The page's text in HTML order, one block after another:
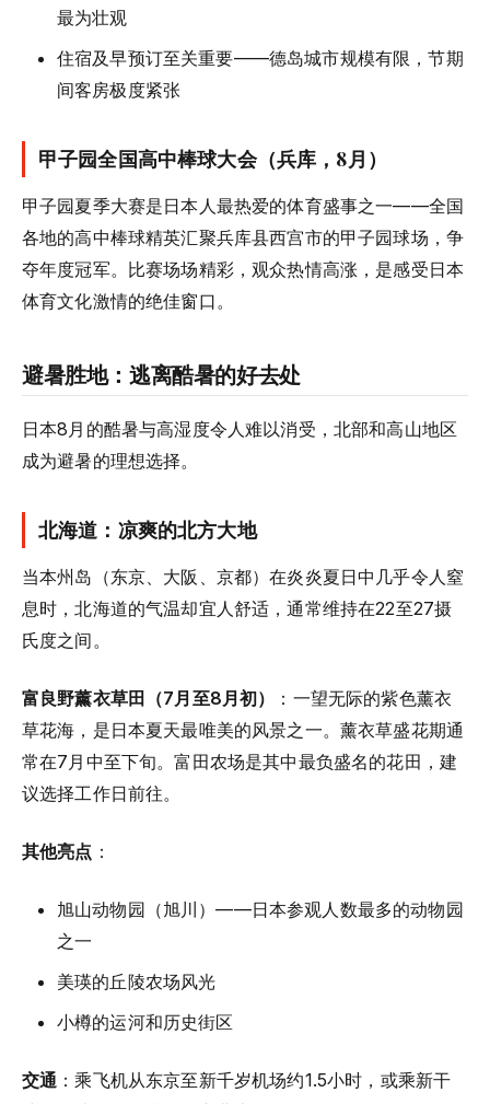
最为壮观
住宿及早预订至关重要——德岛城市规模有限，节期
间客房极度紧张
甲子园全国高中棒球大会（兵库，8月）
甲子园夏季大赛是日本人最热爱的体育盛事之一——全国
各地的高中棒球精英汇聚兵库县西宫市的甲子园球场，争
夺年度冠军。比赛场场精彩，观众热情高涨，是感受日本
体育文化激情的绝佳窗口。
避暑胜地：逃离酷暑的好去处
日本8月的酷暑与高湿度令人难以消受，北部和高山地区
成为避暑的理想选择。
北海道：凉爽的北方大地
当本州岛（东京、大阪、京都）在炎炎夏日中几乎令人窒
息时，北海道的气温却宜人舒适，通常维持在22至27摄
氏度之间。
富良野薰衣草田（7月至8月初）
：一望无际的紫色薰衣
草花海，是日本夏天最唯美的风景之一。薰衣草盛花期通
常在7月中至下旬。富田农场是其中最负盛名的花田，建
议选择工作日前往。
其他亮点 ：
旭山动物园（旭川）——日本参观人数最多的动物园
之一
美瑛的丘陵农场风光
小樽的运河和历史街区
交通 ：乘飞机从东京至新千岁机场约1.5小时，或乘新干